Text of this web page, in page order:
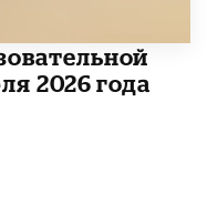
2026 года